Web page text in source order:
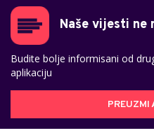
Naše vijesti ne
Budite bolje informisani od
aplikaciju
PREUZMI